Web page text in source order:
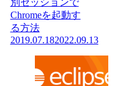
Chromeを起動す
る方法
2019.07.182022.09.13